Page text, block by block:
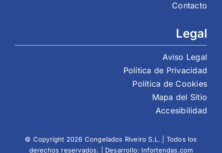
Contacto
Legal
Aviso Legal
Política de Privacidad
Política de Cookies
Mapa del Sitio
Accesibilidad
© Copyright 2026 Congelados Riveiro S.L. | Todos los
derechos reservados. | Desarrollo: Infortendas.com